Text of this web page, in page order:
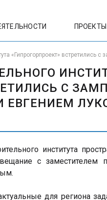
ПРОЕКТЫ
«Гипрогорпроект»
С
ЕВГЕНИЕМ
института
с заместителем
для региона